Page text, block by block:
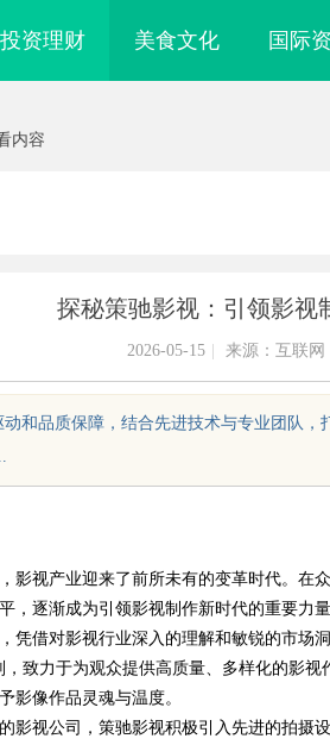
投资理财 美食文化 国际
内容
探秘策驰影视：引领影视
2026-05-15 来源：互联网
和品质保障，结合先进技术与专业团队
影视产业迎来了前所未有的变革时代。在
，逐渐成为引领影视制作新时代的重要力
凭借对影视行业深入的理解和敏锐的市场
，致力于为观众提供高质量、多样化的影
影像作品灵魂与温度。
影视公司，策驰影视积极引入先进的拍摄
专业服务